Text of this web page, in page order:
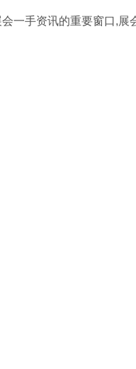
一手资讯的重要窗口,展